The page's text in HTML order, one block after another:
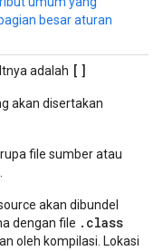
besar aturan
adalah []
akan disertakan
file sumber atau
akan dibundel
dengan file .class
oleh kompilasi. Lokasi